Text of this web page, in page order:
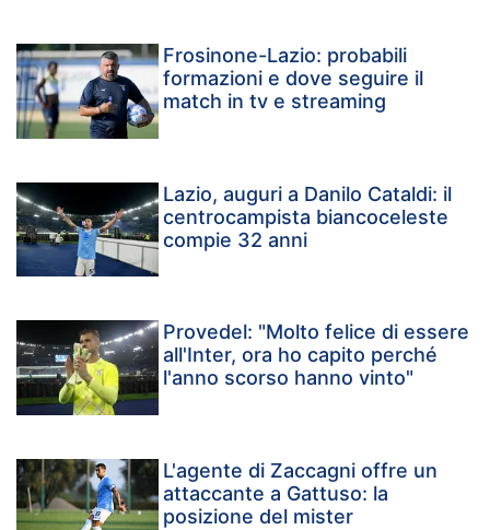
Frosinone-Lazio: probabili
formazioni e dove seguire il
match in tv e streaming
Lazio, auguri a Danilo Cataldi: il
centrocampista biancoceleste
compie 32 anni
Provedel: "Molto felice di essere
all'Inter, ora ho capito perché
l'anno scorso hanno vinto"
L'agente di Zaccagni offre un
attaccante a Gattuso: la
posizione del mister